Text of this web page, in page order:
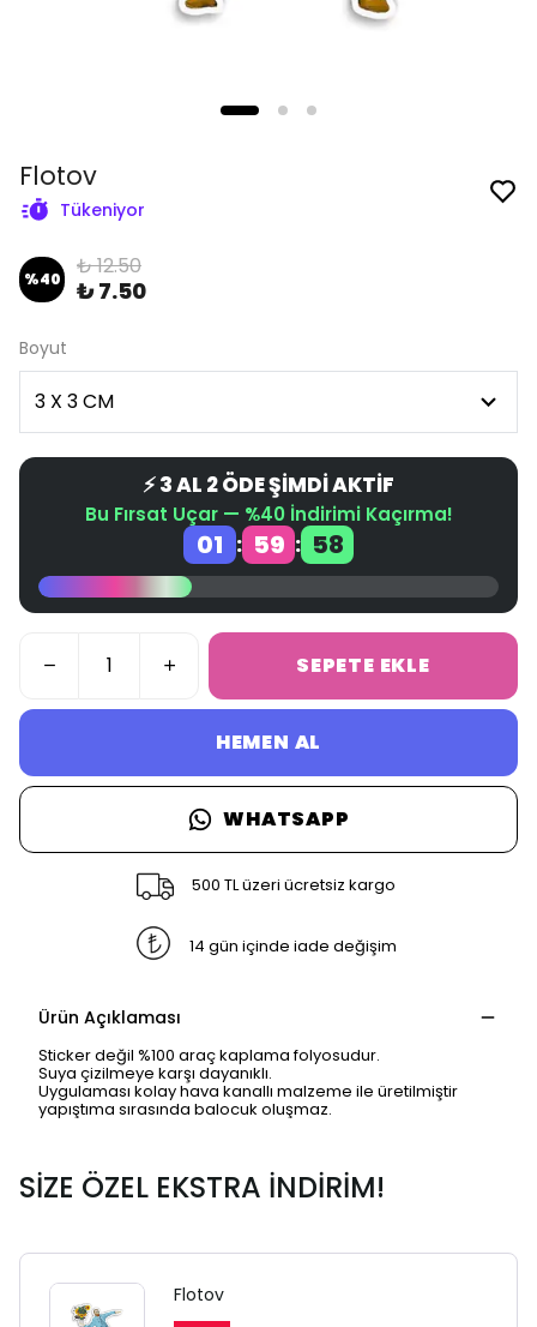
Flotov
Tükeniyor
%40 ₺ 12.50
₺ 7.50
Boyut
⚡ 3 AL 2 ÖDE ŞİMDİ AKTİF
Bu Fırsat Uçar — %40 İndirimi Kaçırma!
01 : 59 : 58
SEPETE EKLE
HEMEN AL
WHATSAPP
500 TL üzeri ücretsiz kargo
14 gün içinde iade değişim
Ürün Açıklaması
Sticker değil %100 araç kaplama folyosudur.
Suya çizilmeye karşı dayanıklı.
Uygulaması kolay hava kanallı malzeme ile üretilmiştir
yapıştıma sırasında balocuk oluşmaz.
SİZE ÖZEL EKSTRA İNDİRİM!
Flotov